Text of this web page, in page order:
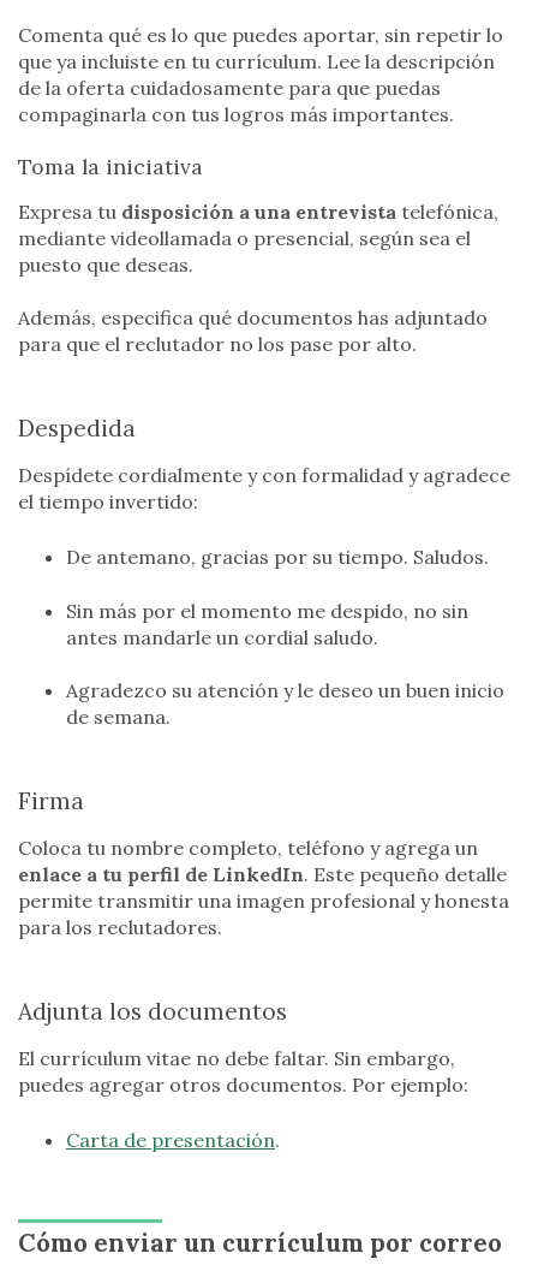
Comenta qué es lo que puedes aportar, sin repetir lo
que ya incluiste en tu currículum. Lee la descripción
de la oferta cuidadosamente para que puedas
compaginarla con tus logros más importantes.
Toma la iniciativa
Expresa tu disposición a una entrevista telefónica,
mediante videollamada o presencial, según sea el
puesto que deseas.
Además, especifica qué documentos has adjuntado
para que el reclutador no los pase por alto.
Despedida
Despídete cordialmente y con formalidad y agradece
el tiempo invertido:
De antemano, gracias por su tiempo. Saludos.
Sin más por el momento me despido, no sin
antes mandarle un cordial saludo.
Agradezco su atención y le deseo un buen inicio
de semana.
Firma
Coloca tu nombre completo, teléfono y agrega un
enlace a tu perfil de LinkedIn. Este pequeño detalle
permite transmitir una imagen profesional y honesta
para los reclutadores.
Adjunta los documentos
El currículum vitae no debe faltar. Sin embargo,
puedes agregar otros documentos. Por ejemplo:
Carta de presentación.
Cómo enviar un currículum por correo